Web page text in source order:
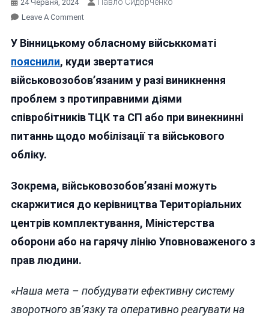
24 Червня, 2024
Leave A CommentOn
РОЗПОВІЛИ,
КУДИ
НА
СВАВІЛЛЯ
ТЦК
У Вінницькому обласному військкоматі
пояснили, куди звертатися
військовозобов’язаним у разі виникнення
проблем з протиправними діями
співробітників ТЦК та СП або при винекнинні
питаннь щодо мобілізації та військового
обліку.
Зокрема, військовозобов’язані можуть
скаржитися до керівництва Територіальних
центрів комплектування, Міністерства
оборони або на гарячу лінію Уповноваженого з
прав людини.
«Наша мета – побудувати ефективну систему
зворотного зв’язку та оперативно реагувати на